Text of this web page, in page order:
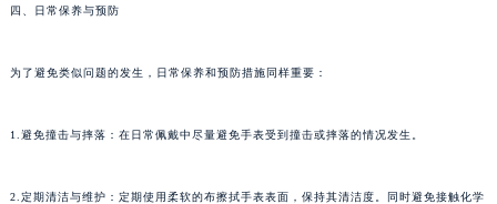
四、日常保养与预防
为了避免类似问题的发生，日常保养和预防措施同样重要：
1.避免撞击与摔落：在日常佩戴中尽量避免手表受到撞击或摔落的情况发生。
2.定期清洁与维护：定期使用柔软的布擦拭手表表面，保持其清洁度。同时避免接触化学